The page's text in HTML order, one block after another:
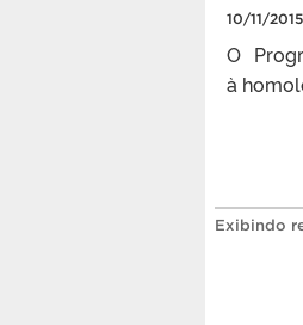
10/11/2015
O
à
Exibindo